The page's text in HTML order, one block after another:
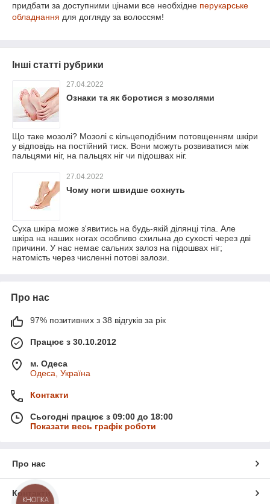
придбати за доступними цінами все необхідне перукарське
обладнання для догляду за волоссям!
Інші статті рубрики
27.04.2022
Ознаки та як боротися з мозолями
Що таке мозолі? Мозолі є кільцеподібним потовщенням шкіри
у відповідь на постійний тиск. Вони можуть розвиватися між
пальцями ніг, на пальцях ніг чи підошвах ніг.
27.04.2022
Чому ноги швидше сохнуть
Суха шкіра може з'явитись на будь-якій ділянці тіла. Але
шкіра на наших ногах особливо схильна до сухості через дві
причини. У нас немає сальних залоз на підошвах ніг;
натомість через численні потові залози.
Про нас
97% позитивних з 38 відгуків за рік
Працює з 30.10.2012
м. Одеса
Одеса, Україна
Контакти
Сьогодні працює з 09:00 до 18:00
Показати весь графік роботи
Про нас
Контакти
КНОПКА